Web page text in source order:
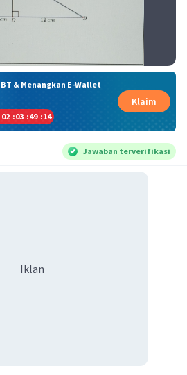
& Menangkan E-Wallet
02 :03 :49 :14
Klaim
Jawaban terverifikasi
Iklan